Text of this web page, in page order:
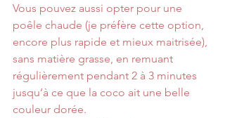
Vous pouvez aussi opter pour une
poêle chaude (je préfère cette option,
encore plus rapide et mieux maitrisée),
sans matière grasse, en remuant
régulièrement pendant 2 à 3 minutes
jusqu’à ce que la coco ait une belle
couleur dorée.